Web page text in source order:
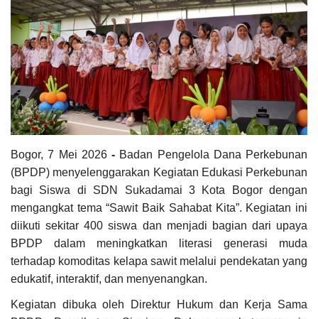
Program Layanan
Berita
Pengumuman
Tentang Sawit
Riset
Hubungi Kami
Indonesia
Bogor, 7 Mei 2026- Badan Pengelola Dana Perkebunan
(BPDP) menyelenggarakan Kegiatan Edukasi Perkebunan
bagi Siswa di SDN Sukadamai 3 Kota Bogor dengan
mengangkat tema “Sawit Baik Sahabat Kita”. Kegiatan ini
diikuti sekitar 400 siswa dan menjadi bagian dari upaya
BPDP dalam meningkatkan literasi generasi muda
terhadap komoditas kelapa sawit melalui pendekatan yang
edukatif, interaktif, dan menyenangkan.
Kegiatan dibuka oleh Direktur Hukum dan Kerja Sama